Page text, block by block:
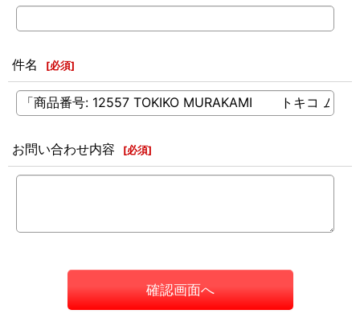
件名 [必須]
お問い合わせ内容 [必須]
確認画面へ